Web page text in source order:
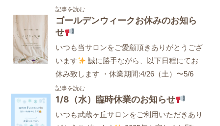
記事を読む
ゴールデンウィークお休みのお知ら
せ
いつも当サロンをご愛顧頂きありがとうござ
います
誠に勝手ながら、以下日程にてお
休み致します ・休業期間:4/26（土）〜5/6
記事を読む
1/8（水）臨時休業のお知らせ
いつも武蔵ヶ丘サロンをご利用いただきあり